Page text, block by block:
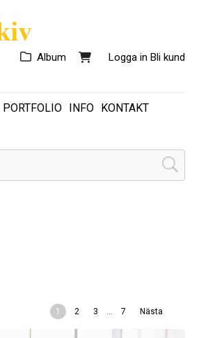
Logga in Bli kund
Album
PORTFOLIO INFO
KONTAKT
1 2 3 ... 7 Nästa